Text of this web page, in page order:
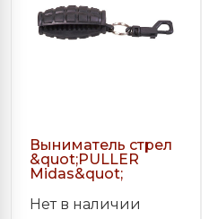
Выниматель стрел
&quot;PULLER
Midas&quot;
Нет в наличии